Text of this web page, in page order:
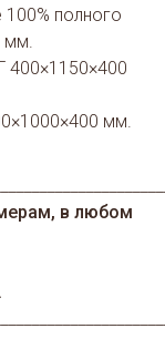
полного
мм.
400×1150×400
мм.
в любом